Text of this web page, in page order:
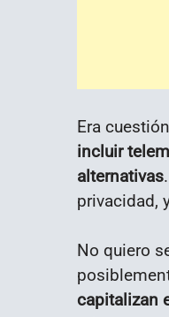
Era
incluir
alternativas
privacidad,
No quiero
capitalizan